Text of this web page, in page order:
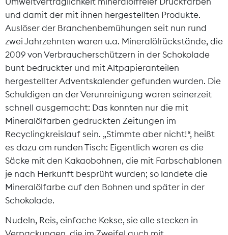
und damit der mit ihnen hergestellten Produkte.
Auslöser der Branchenbemühungen seit nun rund
zwei Jahrzehnten waren u.a. Mineralölrückstände, die
2009 von Verbraucherschützern in der Schokolade
bunt bedruckter und mit Altpapieranteilen
hergestellter Adventskalender gefunden wurden. Die
Schuldigen an der Verunreinigung waren seinerzeit
schnell ausgemacht: Das konnten nur die mit
Mineralölfarben gedruckten Zeitungen im
Recyclingkreislauf sein. „Stimmte aber nicht!“, heißt
es dazu am runden Tisch: Eigentlich waren es die
Säcke mit den Kakaobohnen, die mit Farbschablonen
je nach Herkunft besprüht wurden; so landete die
Mineralölfarbe auf den Bohnen und später in der
Schokolade.
Nudeln, Reis, einfache Kekse, sie alle stecken in